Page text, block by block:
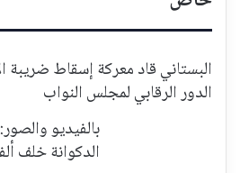
البستاني قاد معركة إسقاط ضريبة
الدور الرقابي لمجلس النواب
بالفيديو
الدكوانة خلف